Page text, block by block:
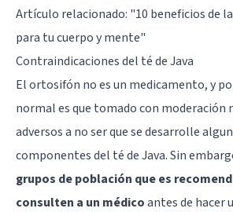
Artículo relacionado: "10 beneficios de
para tu cuerpo y mente"
Contraindicaciones del té de Java
El ortosifón no es un medicamento, y
normal es que tomado con moderación
adversos a no ser que se desarrolle
componentes del té de Java. Sin
grupos de población que es
consulten a un médicoantes de hacer